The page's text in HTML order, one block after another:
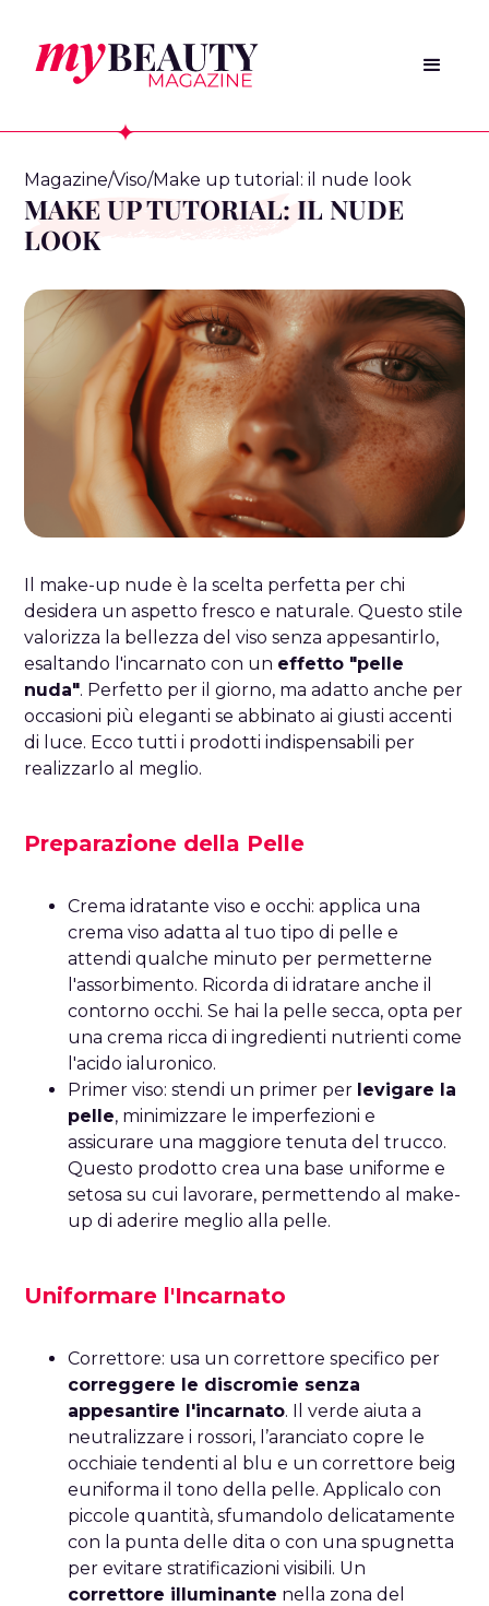
Magazine/Viso/Make up tutorial: il nude look
MAKE UP TUTORIAL: IL NUDE
LOOK
Il make-up nude è la scelta perfetta per chi
desidera un aspetto fresco e naturale. Questo stile
valorizza la bellezza del viso senza appesantirlo,
esaltando l'incarnato con un effetto "pelle
nuda". Perfetto per il giorno, ma adatto anche per
occasioni più eleganti se abbinato ai giusti accenti
di luce. Ecco tutti i prodotti indispensabili per
realizzarlo al meglio.
Preparazione della Pelle
Crema idratante viso e occhi: applica una
crema viso adatta al tuo tipo di pelle e
attendi qualche minuto per permetterne
l'assorbimento. Ricorda di idratare anche il
contorno occhi. Se hai la pelle secca, opta per
una crema ricca di ingredienti nutrienti come
l'acido ialuronico.
Primer viso: stendi un primer per levigare la
pelle, minimizzare le imperfezioni e
assicurare una maggiore tenuta del trucco.
Questo prodotto crea una base uniforme e
setosa su cui lavorare, permettendo al make-
up di aderire meglio alla pelle.
Uniformare l'Incarnato
Correttore: usa un correttore specifico per
correggere le discromie senza
appesantire l'incarnato. Il verde aiuta a
neutralizzare i rossori, l’aranciato copre le
occhiaie tendenti al blu e un correttore beig
euniforma il tono della pelle. Applicalo con
piccole quantità, sfumandolo delicatamente
con la punta delle dita o con una spugnetta
per evitare stratificazioni visibili. Un
correttore illuminante nella zona del